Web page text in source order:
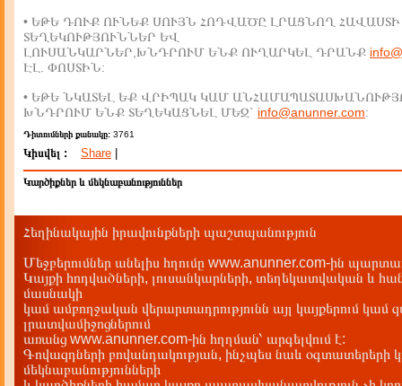
• ԵԹԵ ԴՈՒՔ ՈՒՆԵՔ ՍՈՒՅՆ ՀՈԴՎԱԾԸ ԼՐԱՑՆՈՂ ՀԱՎԱՍՏԻ
ՏԵՂԵԿՈՒԹՅՈՒՆՆԵՐ ԵՎ
ԼՈՒՍԱՆԿԱՐՆԵՐ,ԽՆԴՐՈՒՄ ԵՆՔ ՈՒՂԱՐԿԵԼ ԴՐԱՆՔ
ԷԼ. ՓՈՍՏԻՆ:
• ԵԹԵ ՆԿԱՏԵԼ ԵՔ ՎՐԻՊԱԿ ԿԱՄ
ԽՆԴՐՈՒՄ ԵՆՔ ՏԵՂԵԿԱՑՆԵԼ ՄԵԶ` info@anunner.com:
Դիտումների քանակը: 3761
Կիսվել : Share
Կարծիքներ և մեկնաբանություններ
Հեղինակային իրավունքների պաշտպանություն
Մեջբերումներ անելիս հղումը www.anunner.com-ին
Կայքի հոդվածների, լուսանկարների, տեղեկատվական և
մասնակի
կամ ամբողջական վերարտադրությունն այլ կայքերում կամ
լրատվամիջոցներում
առանց www.anunner.com-ին հղղման՝ արգելվում է:
Գովազդների բովանդակության, ինչպես նաև օգտատերերի
մեկնաբանությունների